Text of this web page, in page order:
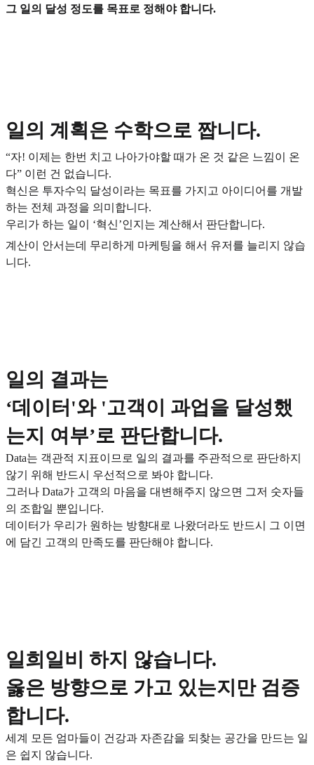
그 일의 달성 정도를 목표로 정해야 합니다.
일의 계획은 수학으로 짭니다.
“자! 이제는 한번 치고 나아가야할 때가 온 것 같은 느낌이 온
다” 이런 건 없습니다.
혁신은 투자수익 달성이라는 목표를 가지고 아이디어를 개발
하는 전체 과정을 의미합니다.
우리가 하는 일이 ‘혁신’인지는 계산해서 판단합니다.
계산이 안서는데 무리하게 마케팅을 해서 유저를 늘리지 않습
니다.
일의 결과는
‘데이터'와 '고객이 과업을 달성했
는지 여부’로 판단합니다.
Data는 객관적 지표이므로 일의 결과를 주관적으로 판단하지
않기 위해 반드시 우선적으로 봐야 합니다.
그러나 Data가 고객의 마음을 대변해주지 않으면 그저 숫자들
의 조합일 뿐입니다.
데이터가 우리가 원하는 방향대로 나왔더라도 반드시 그 이면
에 담긴 고객의 만족도를 판단해야 합니다.
일희일비 하지 않습니다.
옳은 방향으로 가고 있는지만 검증
합니다.
세계 모든 엄마들이 건강과 자존감을 되찾는 공간을 만드는 일
은 쉽지 않습니다.